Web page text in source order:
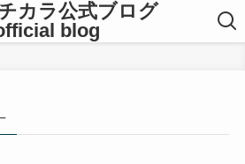
カラ公式ブログ
blog